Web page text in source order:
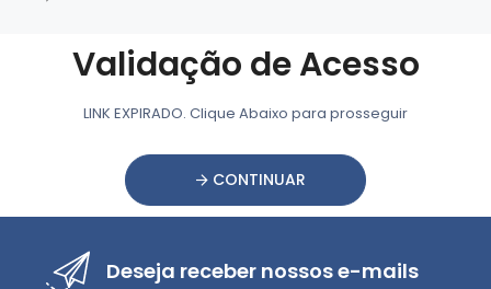
Validação de Acesso
LINK EXPIRADO. Clique Abaixo para prosseguir
CONTINUAR
Deseja receber nossos e-mails